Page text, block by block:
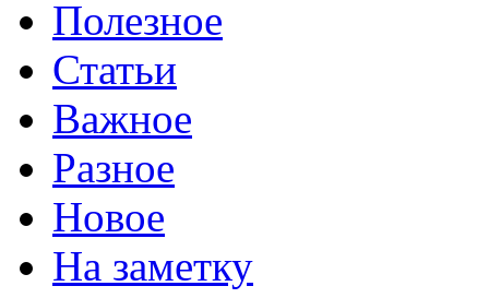
Полезное
Статьи
Важное
Разное
Новое
На заметку